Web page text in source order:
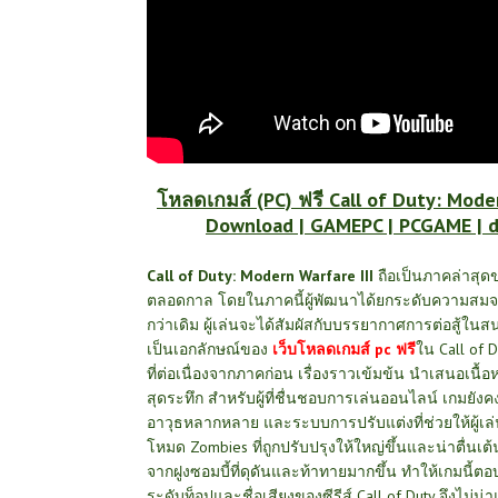
โหลดเกมส์ (PC) ฟรี Call of Duty:
Download | GAMEPC |
Call of Duty: Modern Warfare III ถือเป็นภาคล่าสุด
ตลอดกาล โดยในภาคนี้ผู้พัฒนาได้ยกระดับความสม
กว่าเดิม ผู้เล่นจะได้สัมผัสกับบรรยากาศการต่อสู้ใน
เป็นเอกลักษณ์ของ เว็บโหลดเกมส์ pc ฟรีใน Call of
ที่ต่อเนื่องจากภาคก่อน เรื่องราวเข้มข้น นำเสนอเ
สุดระทึก สำหรับผู้ที่ชื่นชอบการเล่นออนไลน์ เกมยั
อาวุธหลากหลาย และระบบการปรับแต่งที่ช่วยให้ผู้เ
โหมด Zombies ที่ถูกปรับปรุงให้ใหญ่ขึ้นและน่าตื่นเ
จากฝูงซอมบี้ที่ดุดันและท้าทายมากขึ้น ทำให้เกมนี้ต